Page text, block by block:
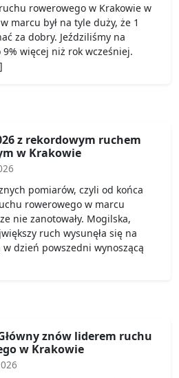
rowerowego w Krakowie w
marcu był na tyle duży, że 1
za dobry. Jeździliśmy na
więcej niż rok wcześniej.
z rekordowym ruchem
w Krakowie
pomiarów, czyli od końca
rowerowego w marcu
nie zanotowały. Mogilska,
ruch wysunęła się na
dzień powszedni wynoszącą
znów liderem ruchu
w Krakowie